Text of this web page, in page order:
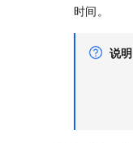
时间。
说明